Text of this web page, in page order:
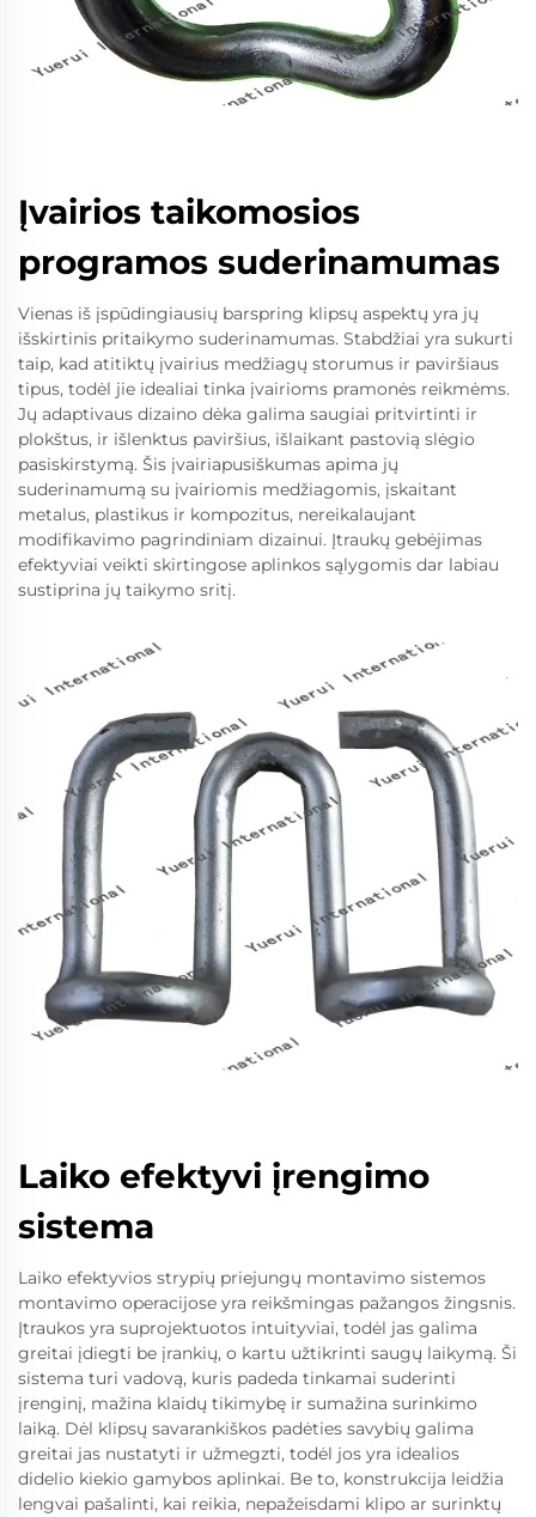
Įvairios taikomosios
programos suderinamumas
Vienas iš įspūdingiausių barspring klipsų aspektų yra jų
išskirtinis pritaikymo suderinamumas. Stabdžiai yra sukurti
taip, kad atitiktų įvairius medžiagų storumus ir paviršiaus
tipus, todėl jie idealiai tinka įvairioms pramonės reikmėms.
Jų adaptivaus dizaino dėka galima saugiai pritvirtinti ir
plokštus, ir išlenktus paviršius, išlaikant pastovią slėgio
pasiskirstymą. Šis įvairiapusiškumas apima jų
suderinamumą su įvairiomis medžiagomis, įskaitant
metalus, plastikus ir kompozitus, nereikalaujant
modifikavimo pagrindiniam dizainui. Įtraukų gebėjimas
efektyviai veikti skirtingose aplinkos sąlygomis dar labiau
sustiprina jų taikymo sritį.
Laiko efektyvi įrengimo
sistema
Laiko efektyvios strypių priejungų montavimo sistemos
montavimo operacijose yra reikšmingas pažangos žingsnis.
Įtraukos yra suprojektuotos intuityviai, todėl jas galima
greitai įdiegti be įrankių, o kartu užtikrinti saugų laikymą. Ši
sistema turi vadovą, kuris padeda tinkamai suderinti
įrenginį, mažina klaidų tikimybę ir sumažina surinkimo
laiką. Dėl klipsų savarankiškos padėties savybių galima
greitai jas nustatyti ir užmegzti, todėl jos yra idealios
didelio kiekio gamybos aplinkai. Be to, konstrukcija leidžia
lengvai pašalinti, kai reikia, nepažeisdami klipo ar surinktų